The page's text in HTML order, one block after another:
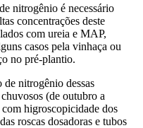
nitrogênio é necessário
concentrações deste
com ureia e MAP,
casos pela vinhaça ou
no pré-plantio.
nitrogênio dessas
(de outubro a
higroscopicidade dos
roscas dosadoras e tubos